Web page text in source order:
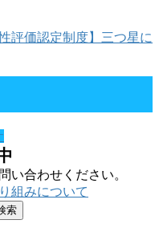
評価認定制度】三つ星に
い合わせください。
組みについて